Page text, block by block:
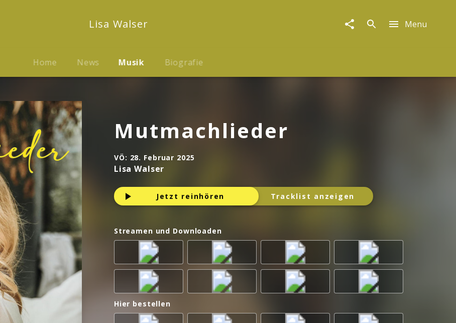
Lisa Walser Menu
Home News Musik Biografie
Mutmachlieder
VÖ: 28. Februar 2025
Lisa Walser
Jetzt reinhören Tracklist anzeigen
Streamen und Downloaden
Hier bestellen